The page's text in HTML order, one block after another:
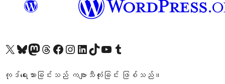
ကျွန်ုပ်တို့၏ X (ယခင် Twitter) အကောင့်သို့ သွားရောက်ကြည့်ရှုပါကျွန်ုပ်တို့၏ Bluesky အကောင့်သို့ ဝင်ရောက်ကြည့်ရှုရန်
ကျွန်ုပ်တို့၏ Mastodon အကောင့်သို့ သွားရောက်ကြည့်ရှုပါကျွန်ုပ်တို့၏ Threads အကောင့်သို့ ဝင်ရောက်ကြည့်ရှုရန်
ကျွန်ုပ်တို့၏ Facebook စာမျက်နှာသို့ သွားရောက်ကြည့်ရှုပါကျွန်ုပ်တို့၏ Instagram အကောင့်သို့ သွားရောက်ကြည့်ရှုပါ ကျွန်ုပ်တို့၏ LinkedIn အကောင့်သို့ သွားရောက်ကြည့်ရှုပါကျွန်ုပ်တို့၏ TikTok အကောင့်သို့ ဝင်ရောက်ကြည့်ရှုရန်
ကျွန်ုပ်တို့၏ YouTube ချန်နယ်သို့ သွားရောက်ကြည့်ရှုပါ ကျွန်ုပ်တို့၏ Tumblr အကောင့်သို့ ဝင်ရောက်ကြည့်ရှုရန်
ကုဒ်ရေးသားခြင်းသည် ကဗျာသီကုံးခြင်း ဖြစ်သည်။